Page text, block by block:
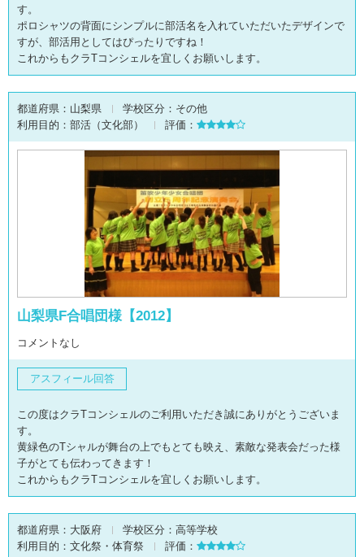
す。
ポロシャツの背面にシンプルに部活名を入れていただいたデザインで
すが、部活用としてはぴったりですね！
これからもクラTコンシェルを宜しくお願いします。
都道府県： 山梨県 学校区分： その他
利用目的： 部活（文化部） 評価：
山梨県F合唱団様【2012】
コメントなし
アスフィール回答
この度はクラTコンシェルのご利用いただき誠にありがとうございま
す。
黄緑色のTシャルが舞台の上でもとても映え、素敵な発表会だった様
子がとても伝わってきます！
これからもクラTコンシェルを宜しくお願いします。
都道府県： 大阪府 学校区分： 高等学校
利用目的： 文化祭・体育祭 評価：